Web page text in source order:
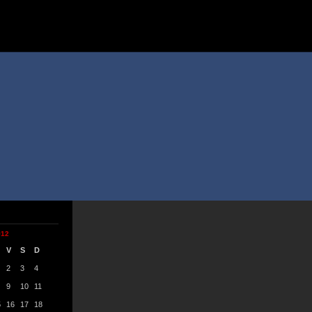
V S D
2 3 4
9 10 11
16 17 18